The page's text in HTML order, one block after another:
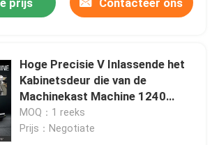
prijs Contacteer ons
Hoge Precisie V Inlassende het
Kabinetsdeur die van de
Machinekast Machine 1240
maken
MOQ：1 reeks
Prijs：Negotiate